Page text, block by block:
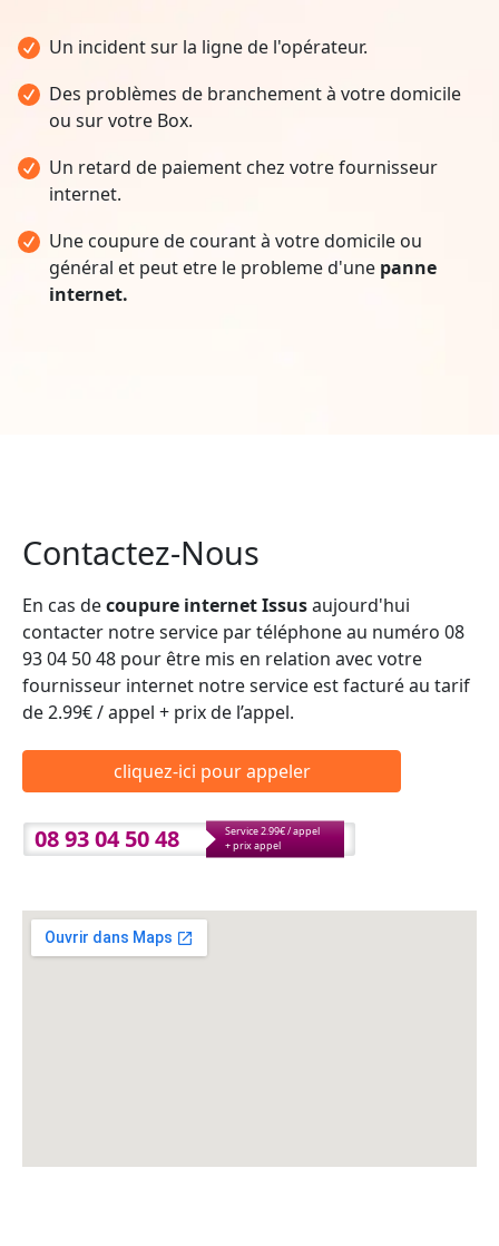
Un incident sur la ligne de l'opérateur.
Des problèmes de branchement à votre domicile
ou sur votre Box.
Un retard de paiement chez votre fournisseur
internet.
Une coupure de courant à votre domicile ou
général et peut etre le probleme d'une panne
internet.
Contactez-Nous
En cas decoupure internet Issusaujourd'hui
contacter notre service par téléphone au numéro 08
93 04 50 48 pour être mis en relation avec votre
fournisseur internet notre service est facturé au tarif
de 2.99€ / appel + prix de l’appel.
cliquez-ici pour appeler
08 93 04 50 48
Service 2.99€ / appel
+ prix appel